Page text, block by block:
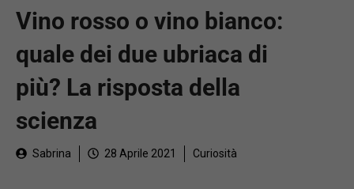
Vino rosso o vino bianco:
quale dei due ubriaca di
più? La risposta della
scienza
Sabrina 28 Aprile 2021 Curiosità